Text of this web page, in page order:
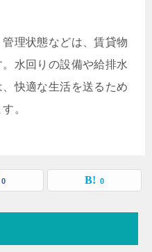
理状態などは、賃貸物
水回りの設備や給排水
快適な生活を送るため
。
0 0